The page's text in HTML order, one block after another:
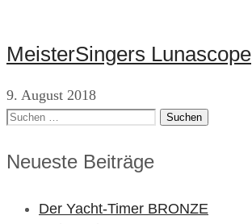
MeisterSingers Lunascope
9. August 2018
Suchen
Neueste Beiträge
Der Yacht-Timer BRONZE